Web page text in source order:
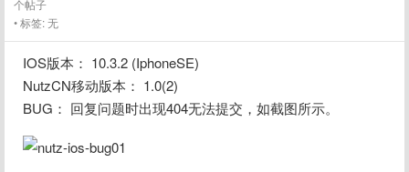
个帖子
标签:无
IOS版本： 10.3.2 (IphoneSE)
NutzCN移动版本： 1.0(2)
BUG： 回复问题时出现404无法提交，如截图所示。